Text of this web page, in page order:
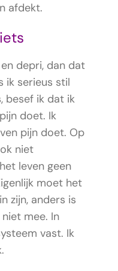
afdekt.
depri, dan dat
ik serieus stil
besef ik dat ik
doet. Ik
pijn doet. Op
niet
leven geen
moet het
zijn, anders is
mee. In
vast. Ik